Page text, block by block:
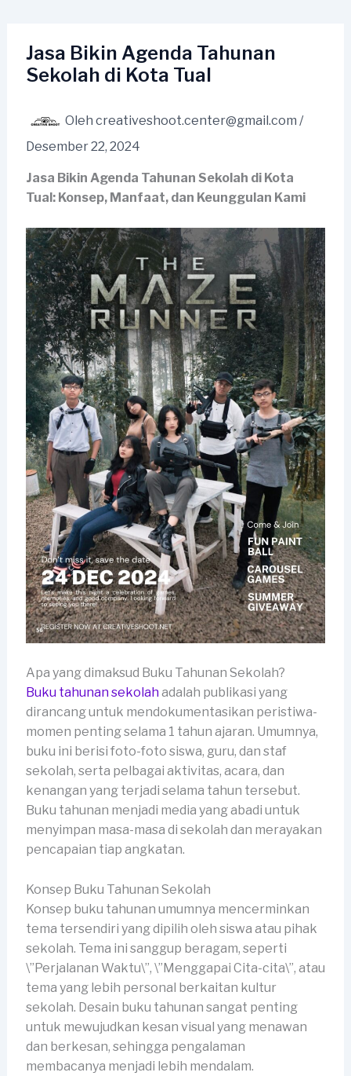
kontenJasa Bikin Agenda Tahunan
Sekolah di Kota Tual
Oleh creativeshoot.center@gmail.com /
Desember 22, 2024
Jasa Bikin Agenda Tahunan Sekolah di Kota
Tual: Konsep, Manfaat, dan Keunggulan Kami
Apa yang dimaksud Buku Tahunan Sekolah?
Buku tahunan sekolahadalah publikasi yang
dirancang untuk mendokumentasikan peristiwa-
momen penting selama 1 tahun ajaran. Umumnya,
buku ini berisi foto-foto siswa, guru, dan staf
sekolah, serta pelbagai aktivitas, acara, dan
kenangan yang terjadi selama tahun tersebut.
Buku tahunan menjadi media yang abadi untuk
menyimpan masa-masa di sekolah dan merayakan
pencapaian tiap angkatan.
Konsep Buku Tahunan Sekolah
Konsep buku tahunan umumnya mencerminkan
tema tersendiri yang dipilih oleh siswa atau pihak
sekolah. Tema ini sanggup beragam, seperti
\”Perjalanan Waktu\”, \”Menggapai Cita-cita\”, atau
tema yang lebih personal berkaitan kultur
sekolah. Desain buku tahunan sangat penting
untuk mewujudkan kesan visual yang menawan
dan berkesan, sehingga pengalaman
membacanya menjadi lebih mendalam.